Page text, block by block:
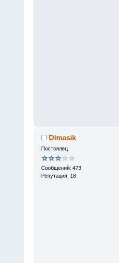
Dimasik
Постоялец
Сообщений: 473
Репутация: 18